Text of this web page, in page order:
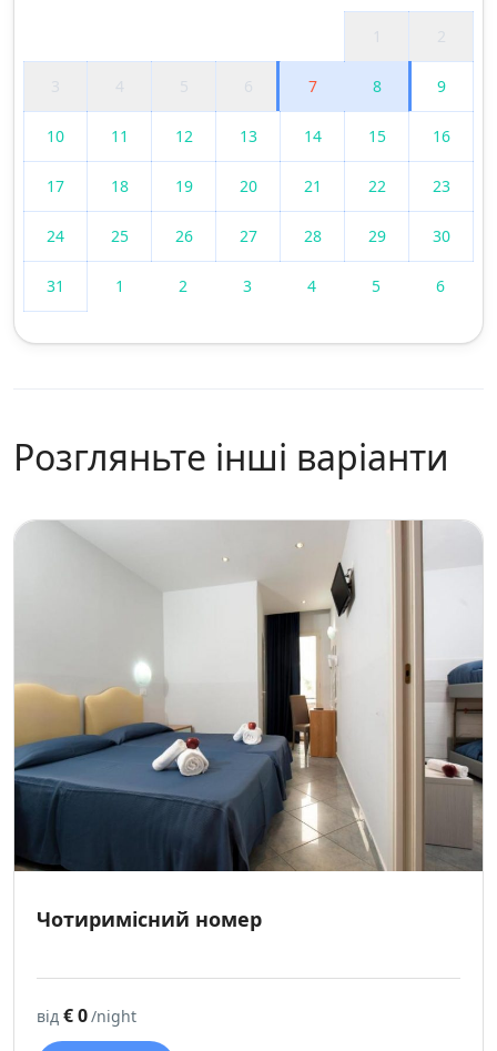
2
3 4 5 6 7 8 9
10 11 12 13 14 15 16
17 18 19 20 21 22 23
24 25 26 27 28 29 30
31 1 2 3 4 5 6
Розгляньте інші варіанти
Чотиримісний номер
від € 0/night